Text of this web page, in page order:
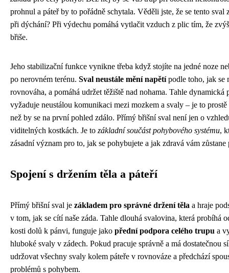
prohnul a páteř by to pořádně schytala. Věděli jste, že se tento sval
při dýchání? Při výdechu pomáhá vytlačit vzduch z plic tím, že
břiše.
Jeho stabilizační funkce vynikne třeba když stojíte na jedné noze
po nerovném terénu. Sval neustále mění napětípodle toho, jak se
rovnováha, a pomáhá udržet těžiště nad nohama. Tahle dynamická
vyžaduje neustálou komunikaci mezi mozkem a svaly – je to
než by se na první pohled zdálo. Přímý břišní sval není jen o
viditelných kostkách. Je to základní součást pohybového systému,
zásadní význam pro to, jak se pohybujete a jak zdravá vám zůstane
Spojení s držením těla a páteří
Přímý břišní sval je základem pro správné držení těla a hraje
v tom, jak se cítí naše záda. Tahle dlouhá svalovina, která probíhá
kosti dolů k pánvi, funguje jako přední podpora celého trupu a
hluboké svaly v zádech. Pokud pracuje správně a má dostatečnou
udržovat všechny svaly kolem páteře v rovnováze a předchází
problémů s pohybem.